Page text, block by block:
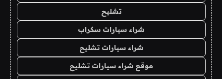
تشليح
شراء سيارات سكراب
شراء سيارات تشليح
موقع شراء سيارات تشليح